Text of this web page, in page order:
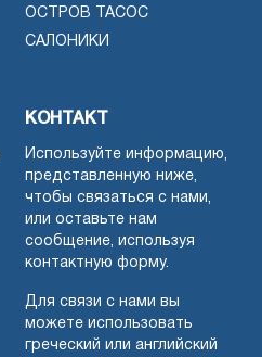
ОСТРОВ ТАСОС
САЛОНИКИ
КОНТАКТ
Используйте информацию,
представленную ниже,
чтобы связаться с нами,
или оставьте нам
сообщение, используя
контактную форму.
Для связи с нами вы
можете использовать
греческий или английский